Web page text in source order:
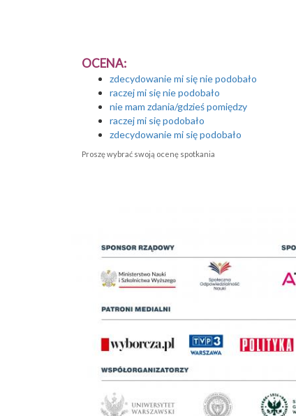
OCENA:
zdecydowanie mi się nie podobało
raczej mi się nie podobało
nie mam zdania/gdzieś pomiędzy
raczej mi się podobało
zdecydowanie mi się podobało
Proszę wybrać swoją ocenę spotkania